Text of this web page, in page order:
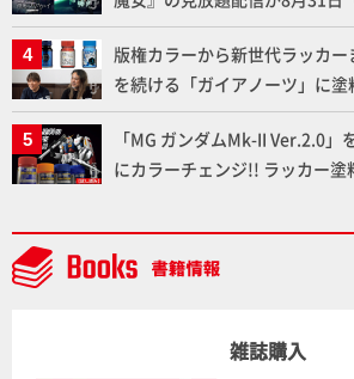
Prime Videoで国内独占配信
版権カラーから新世代ラッカ
を続ける「ガイアノーツ」に
ー塗料の未来についてインタビ
「MG ガンダムMk-II Ver.2.0
にカラーチェンジ!! ラッカー塗
雑誌購入